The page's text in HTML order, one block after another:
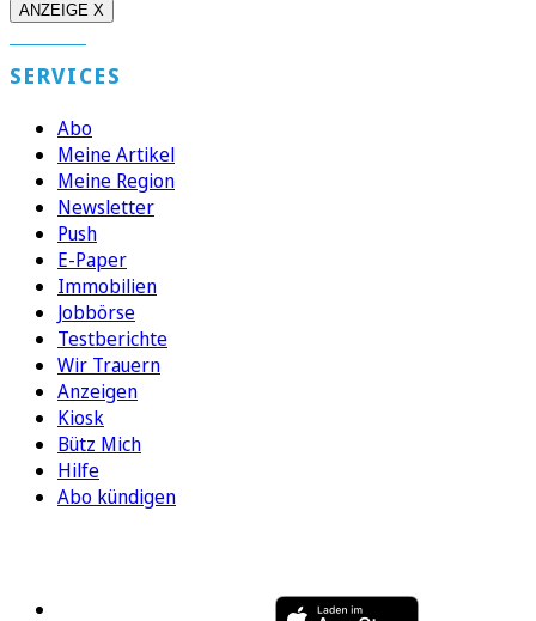
ANZEIGE X
SERVICES
Abo
Meine Artikel
Meine Region
Newsletter
Push
E-Paper
Immobilien
Jobbörse
Testberichte
Wir Trauern
Anzeigen
Kiosk
Bütz Mich
Hilfe
Abo kündigen